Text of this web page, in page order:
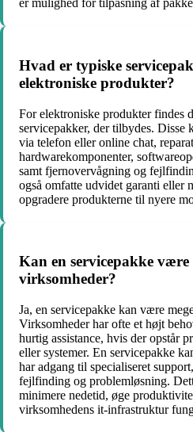
er mulighed for tilpasning af
Hvad er typiske
elektroniske produkter?
For elektroniske produkter findes
servicepakker, der tilbydes. Disse
via telefon eller online chat,
hardwarekomponenter,
samt fjernovervågning og
også omfatte udvidet garanti eller
opgradere produkterne til nyere
Kan en servicepakke
virksomheder?
Ja, en servicepakke kan være
Virksomheder har ofte et højt
hurtig assistance, hvis der opstår
eller systemer. En servicepakke
har adgang til specialiseret
fejlfinding og problemløsning.
minimere nedetid, øge
virksomhedens it-infrastruktur